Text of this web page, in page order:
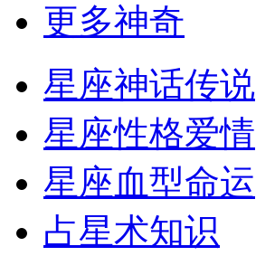
更多神奇
星座神话传说
星座性格爱情
星座血型命运
占星术知识